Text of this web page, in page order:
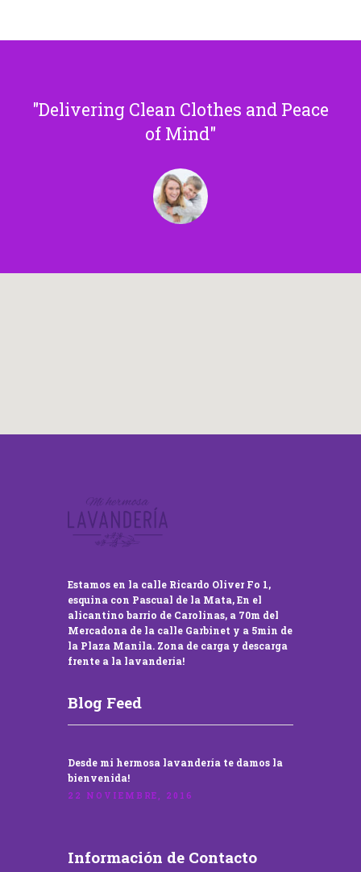
Delivering Clean Clothes and Peace
of Mind
Estamos en la calle Ricardo Oliver Fo 1,
esquina con Pascual de la Mata, En el
alicantino barrio de Carolinas, a 70m del
Mercadona de la calle Garbinet y a 5min de
la Plaza Manila. Zona de carga y descarga
frente a la lavandería!
Blog Feed
Desde mi hermosa lavandería te damos la
bienvenida!
22 NOVIEMBRE, 2016
Información de Contacto